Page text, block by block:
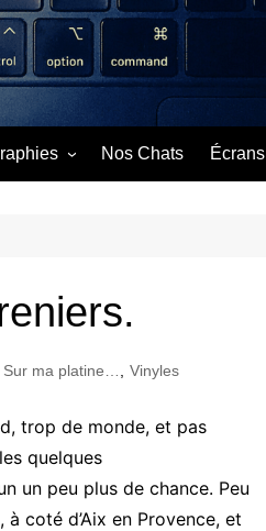
Nos Chats Écrans
Sur ma platine… Vinyles
trop de monde, et pas
quelques
un peu plus de chance. Peu
coté d’Aix en Provence, et